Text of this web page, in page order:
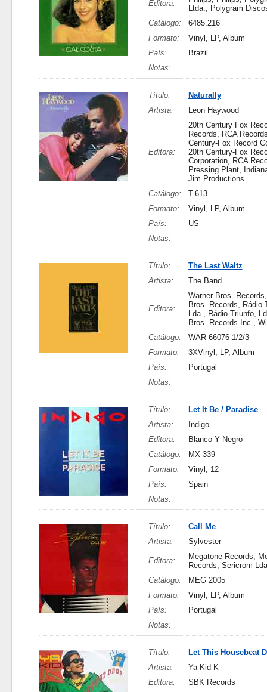
Editora:
Ltda., Polygram
Catálogo:
6485.216
Formato:
Vinyl, LP, Album
País:
Brazil
Notas:
Título:
Naturally
Artista:
Leon Haywood
Editora:
20th Century Fox
Records, RCA
Century-Fox Record
20th Century-Fox
Corporation, RCA
Pressing Plant,
Jim Productions
Catálogo:
T-613
Formato:
Vinyl, LP, Album
País:
US
Notas:
Título:
The Last Waltz
Artista:
The Band
Editora:
Warner Bros.
Bros. Records, Rádio
Lda., Rádio Triunfo,
Bros. Records Inc.,
Catálogo:
WAR 66076-1/2/3
Formato:
3XVinyl, LP, Album
País:
Portugal
Notas:
Título:
Let It Be / Paradise
Artista:
Indigo
Editora:
Blanco Y Negro
Catálogo:
MX 339
Formato:
Vinyl, 12
País:
Spain
Notas:
Título:
Call Me
Artista:
Sylvester
Editora:
Megatone Records,
Records, Sericrom
Catálogo:
MEG 2005
Formato:
Vinyl, LP, Album
País:
Portugal
Notas:
Título:
Let This Housebeat
Artista:
Ya Kid K
Editora:
SBK Records